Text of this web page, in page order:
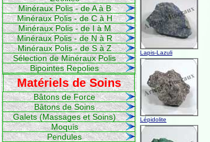
Minéraux Polis - de A à B
Minéraux Polis - de C à H
Minéraux Polis - de I à M
Minéraux Polis - de N à R
Minéraux Polis - de S à Z
Sélection de Minéraux Polis
Bipointes Repolies
Matériels de Soins
Bâtons de Force
Bâtons de Soins
Galets (Massages et Soins)
Moquis
Pendules
Lapis-Lazuli
Lépidolite